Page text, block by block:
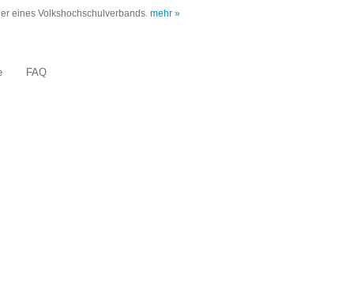
eines Volkshochschulverbands. mehr »
FAQ